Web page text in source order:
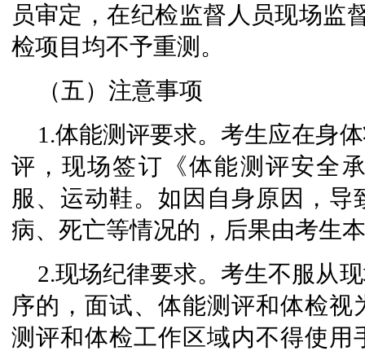
员审定，在纪检监督人员现场监
检项目均不予重测。
（五）注意事项
1.体能测评要求。考生应在身
评，现场签订《体能测评安全
服、运动鞋。如因自身原因，
病、死亡等情况的，后果由考生
2.现场纪律要求。考生不服从
序的，面试、体能测评和体检
测评和体检工作区域内不得使